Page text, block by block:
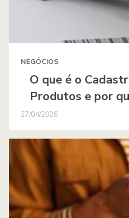
NEGÓCIOS
O que é o
Produtos e por
27/04/2026